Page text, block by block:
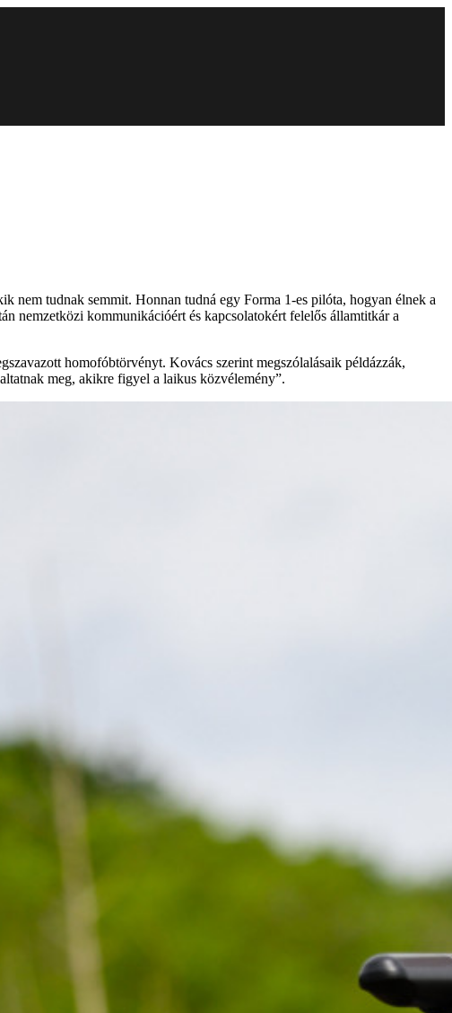
nem tudnak semmit. Honnan tudná egy Forma 1-es pilóta, hogyan élnek a
nemzetközi kommunikációért és kapcsolatokért felelős államtitkár a
homofóbtörvényt. Kovács szerint megszólalásaik példázzák,
meg, akikre figyel a laikus közvélemény”.